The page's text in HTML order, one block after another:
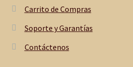
Carrito de Compras
Soporte y Garantías
Contáctenos